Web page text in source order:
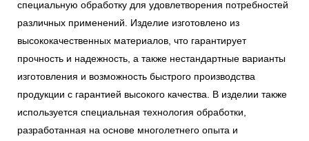
специальную обработку для удовлетворения потребностей
различных применений. Изделие изготовлено из
высококачественных материалов, что гарантирует
прочность и надежность, а также нестандартные варианты
изготовления и возможность быстрого производства
продукции с гарантией высокого качества. В изделии также
используется специальная технология обработки,
разработанная на основе многолетнего опыта и